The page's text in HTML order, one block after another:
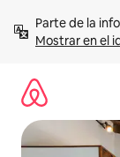
contenidoMostrar en el